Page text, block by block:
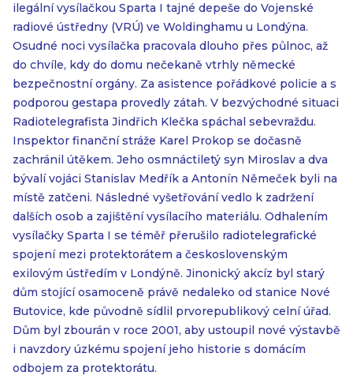
ilegální vysílačkou Sparta I tajné depeše do Vojenské
radiové ústředny (VRÚ) ve Woldinghamu u Londýna.
Osudné noci vysílačka pracovala dlouho přes půlnoc, až
do chvíle, kdy do domu nečekaně vtrhly německé
bezpečnostní orgány. Za asistence pořádkové policie a s
podporou gestapa provedly zátah. V bezvýchodné situaci
Radiotelegrafista Jindřich Klečka spáchal sebevraždu.
Inspektor finanční stráže Karel Prokop se dočasně
zachránil útěkem. Jeho osmnáctiletý syn Miroslav a dva
bývalí vojáci Stanislav Medřík a Antonín Němeček byli na
místě zatčeni. Následné vyšetřování vedlo k zadržení
dalších osob a zajištění vysílacího materiálu. Odhalením
vysílačky Sparta I se téměř přerušilo radiotelegrafické
spojení mezi protektorátem a československým
exilovým ústředím v Londýně. Jinonický akcíz byl starý
dům stojící osamoceně právě nedaleko od stanice Nové
Butovice, kde původně sídlil prvorepublikový celní úřad.
Dům byl zbourán v roce 2001, aby ustoupil nové výstavbě
i navzdory úzkému spojení jeho historie s domácím
odbojem za protektorátu.